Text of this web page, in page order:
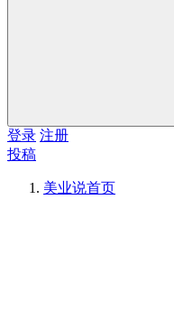
登录 注册
投稿
美业说首页